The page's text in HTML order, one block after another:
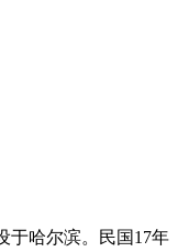
于哈尔滨。民国17年